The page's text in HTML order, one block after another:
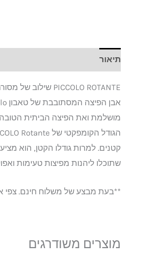
תיאור
PICCOLO ROTANTE שילוב של מסורת וחדשנות
אבן הפיצה המסתובבת של טאבון Witt Piccolo מבטיחה 360 מעלות של פריכות
מושלמת ואת הפיצה הביתית
הגודל הקומפקטי של PICCOLO Rotante הופך אותו לאידיאלי עבור חללים חיצוניים
קטנים. למרות גודלו הקטן, הוא
שתוכלו ליהנות מפיצות טעימות
**בעת מבצע של משלוח חינם. צפי אספקה 10
מוצרים משודרגים